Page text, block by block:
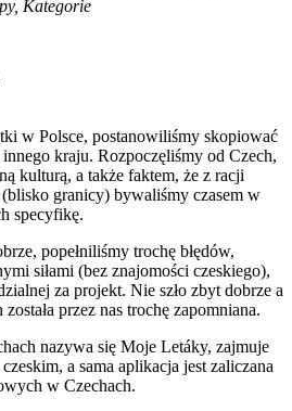
Kategorie
w Polsce, postanowiliśmy skopiować
kraju. Rozpoczęliśmy od Czech,
kulturą, a także faktem, że z racji
granicy) bywaliśmy czasem w
specyfikę.
popełniliśmy trochę błędów,
siłami (bez znajomości czeskiego),
za projekt. Nie szło zbyt dobrze a
przez nas trochę zapomniana.
nazywa się Moje Letáky, zajmuje
a sama aplikacja jest zaliczana
w Czechach.